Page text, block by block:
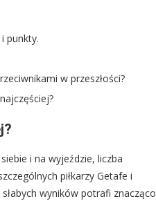
punkty.
w przeszłości?
i na wyjeździe, liczba
piłkarzy Getafe i
wyników potrafi znacząco